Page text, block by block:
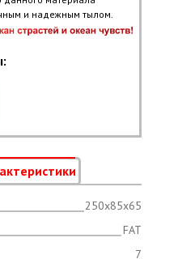
и надежным тылом.
:
250х85х65
FAT
7